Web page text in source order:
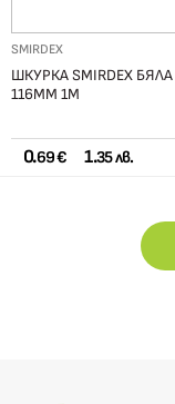
SMIRDEX
ШКУРКА SMIRDEX
116ММ 1М
0.69 € 1.35 лв.